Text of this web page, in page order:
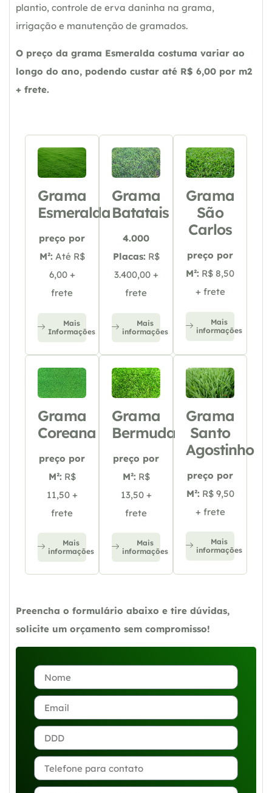
plantio, controle de erva daninha na grama,
irrigação e manutenção de gramados.
O preço da grama Esmeralda costuma variar ao
longo do ano, podendo custar até R$ 6,00 por m2
+ frete.
Grama
Esmeralda
preço por
M²: Até R$
6,00 +
frete
Mais
Informações
Grama
Batatais
4.000
Placas: R$
3.400,00 +
frete
Mais
informações
Grama
São
Carlos
preço por
M²: R$ 8,50
+ frete
Mais
informações
Grama
Coreana
preço por
M²: R$
11,50 +
frete
Mais
informações
Grama
Bermuda
preço por
M²: R$
13,50 +
frete
Mais
informações
Grama
Santo
Agostinho
preço por
M²: R$ 9,50
+ frete
Mais
informações
Preencha o formulário abaixo e tire dúvidas,
solicite um orçamento sem compromisso!